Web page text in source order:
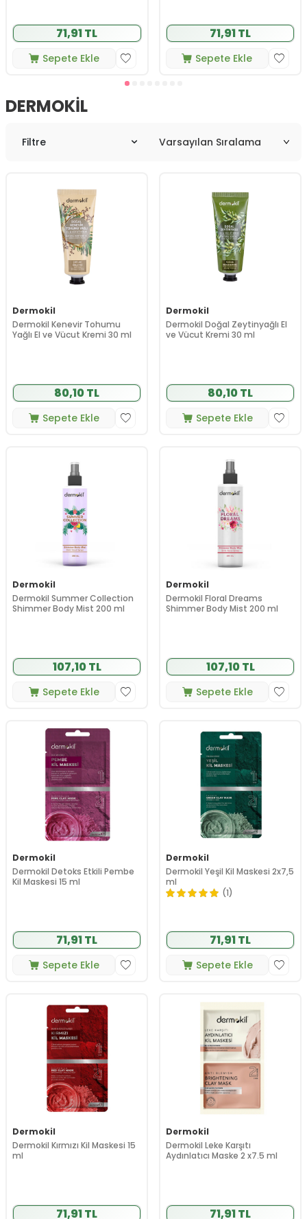
71,91 TL
Sepete Ekle
71,91 TL
Sepete Ekle
DERMOKIL
Filtre
Dermokil
Dermokil Kenevir Tohumu
Yağlı El ve Vücut Kremi 30 ml
80,10 TL
Sepete Ekle
Dermokil
Dermokil Doğal Zeytinyağlı El
ve Vücut Kremi 30 ml
80,10 TL
Sepete Ekle
Dermokil
Dermokil Summer Collection
Shimmer Body Mist 200 ml
107,10 TL
Sepete Ekle
Dermokil
Dermokil Floral Dreams
Shimmer Body Mist 200 ml
107,10 TL
Sepete Ekle
Dermokil
Dermokil Detoks Etkili Pembe
Kil Maskesi 15 ml
71,91 TL
Sepete Ekle
Dermokil
Dermokil Yeşil Kil Maskesi 2x7,5
ml
(1)
71,91 TL
Sepete Ekle
Dermokil
Dermokil Kırmızı Kil Maskesi 15
ml
71,91 TL
Dermokil
Dermokil Leke Karşıtı
Aydınlatıcı Maske 2 x7.5 ml
71,91 TL